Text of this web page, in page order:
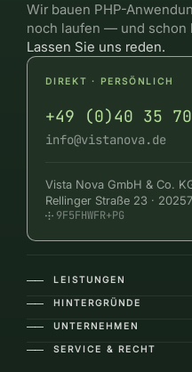
Wir bauen PHP-
noch laufen — und schon
Lassen Sie uns reden.
DIREKT · PERSÖNLICH
+49 (0)40 35
info@vistanova.de
Vista Nova GmbH & Co.
Rellinger Straße 23 ·
9F5FHWFR+PG
―― LEISTUNGEN
―― HINTERGRÜNDE
―― UNTERNEHMEN
―― SERVICE & RECHT